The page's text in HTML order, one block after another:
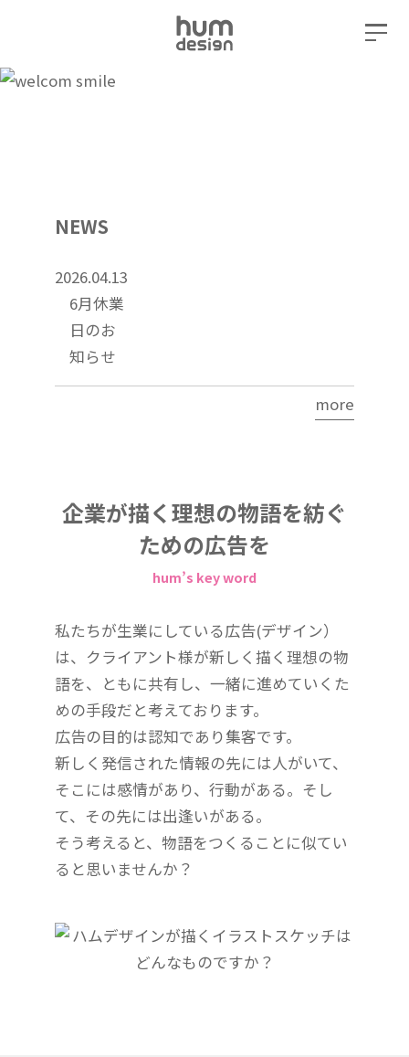
NEWS
2026.04.13
6月休業
日のお
知らせ
more
企業が描く理想の物語を紡ぐ
ための広告を
hum’s key word
私たちが生業にしている広告(デザイン）
は、クライアント様が新しく描く理想の物
語を、ともに共有し、一緒に進めていくた
めの手段だと考えております。
広告の目的は認知であり集客です。
新しく発信された情報の先には人がいて、
そこには感情があり、行動がある。そし
て、その先には出逢いがある。
そう考えると、物語をつくることに似てい
ると思いませんか？